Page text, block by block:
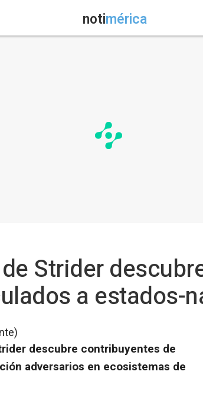
notimérica
Strider
a estados-
descubre contribuyentes de
adversarios en ecosistemas de